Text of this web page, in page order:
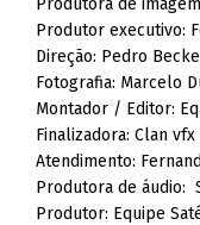
Produtora de
Produtor executivo:
Direção: Pedro
Fotografia: Marcelo
Montador / Editor:
Finalizadora: Clan vfx
Atendimento:
Produtora de áudio:
Produtor: Equipe